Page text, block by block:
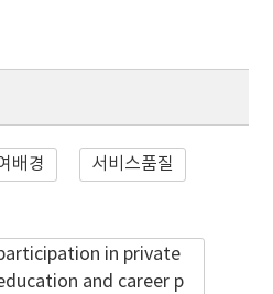
배경 서비스품질
in private
and career p